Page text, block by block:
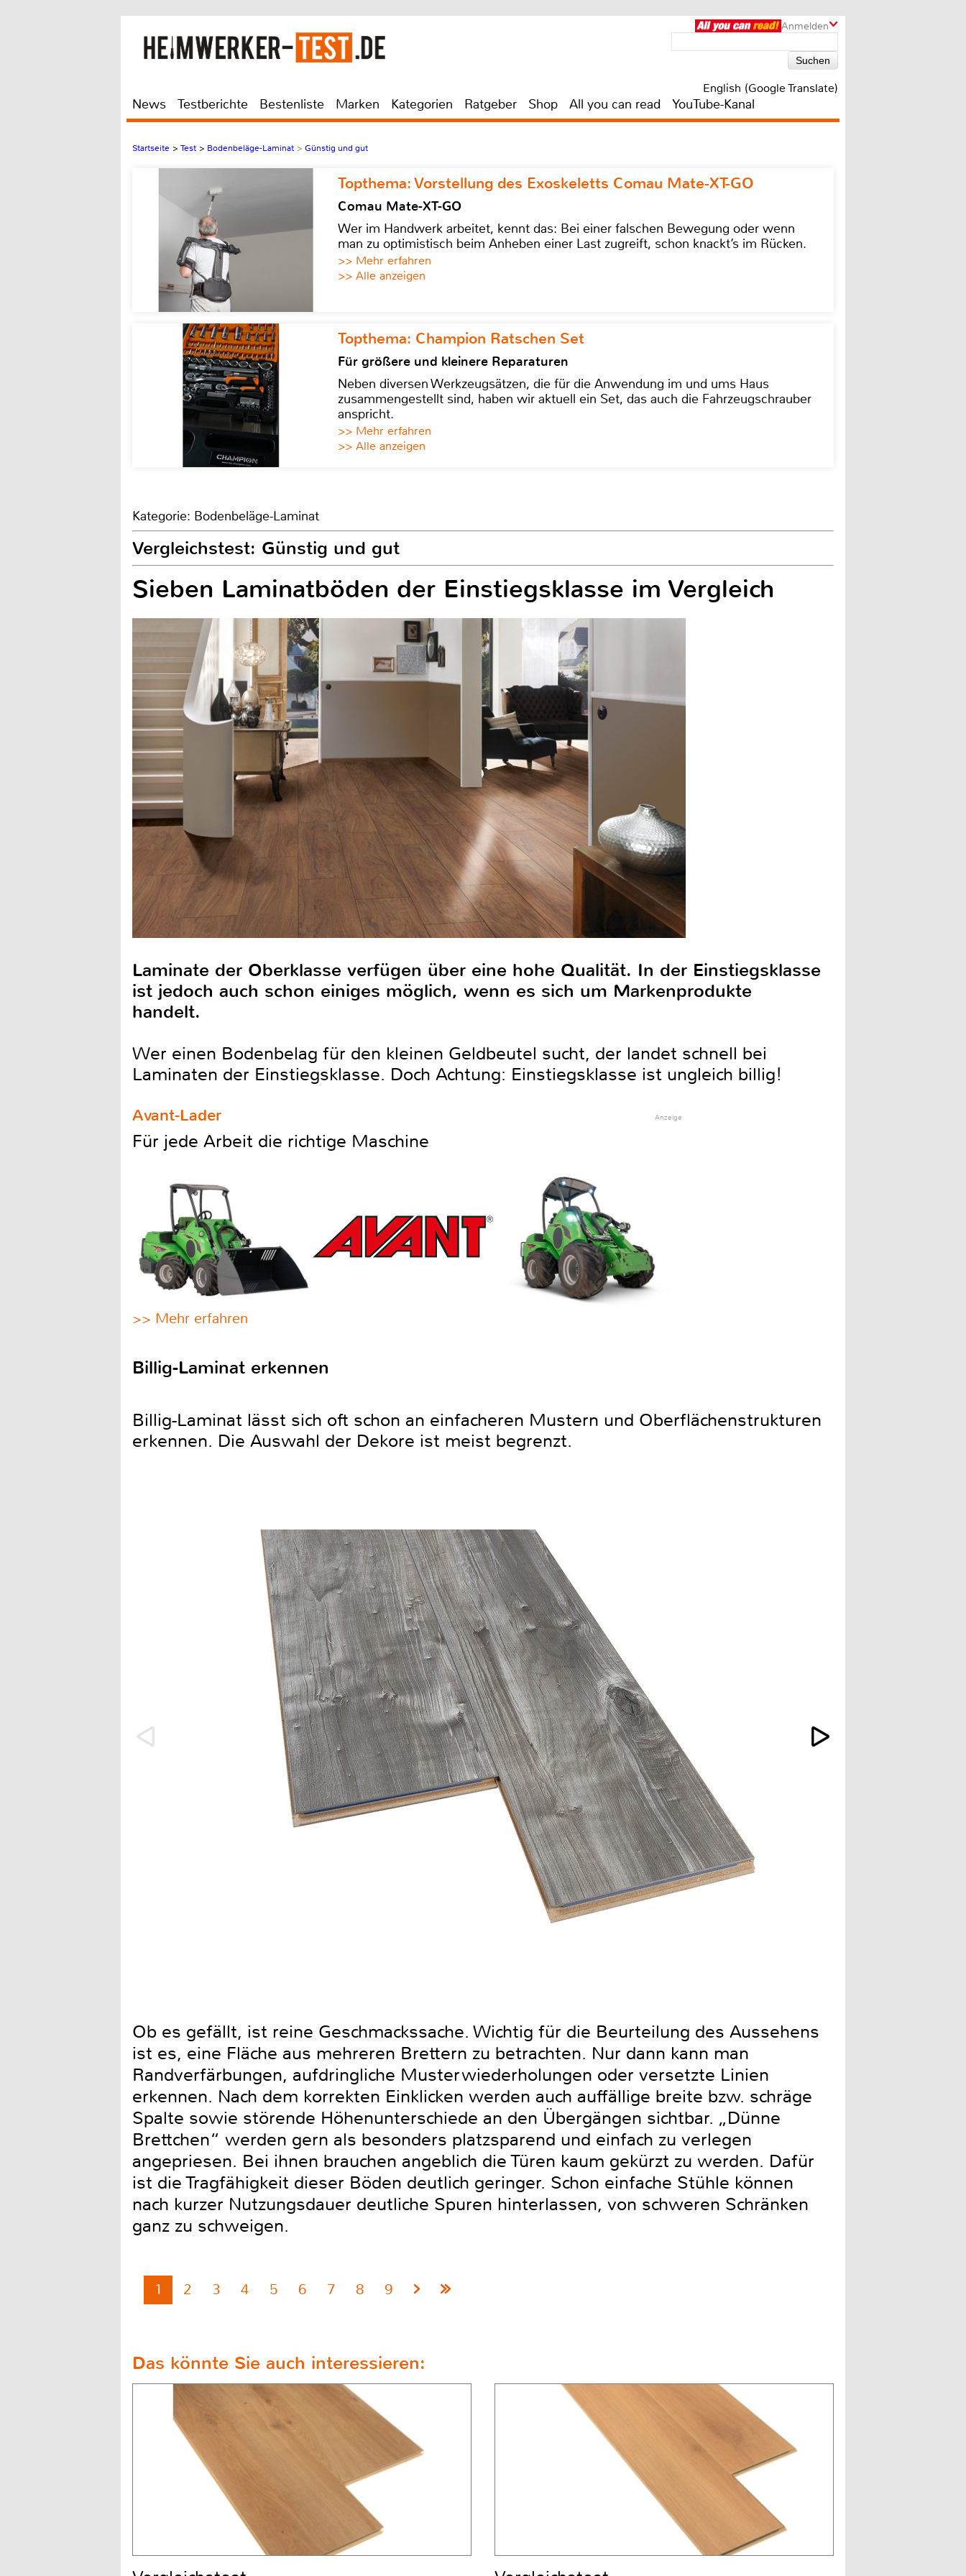
Anmelden
English (Google Translate)
News Testberichte Bestenliste Marken Kategorien Ratgeber Shop All you can read YouTube-Kanal
Startseite > Test > Bodenbeläge-Laminat > Günstig und gut
Topthema: Vorstellung des Exoskeletts Comau Mate-XT-GO
Comau Mate-XT-GO
Wer im Handwerk arbeitet, kennt das: Bei einer falschen Bewegung oder wenn
man zu optimistisch beim Anheben einer Last zugreift, schon knackt’s im Rücken.
>> Mehr erfahren
>> Alle anzeigen
Topthema: Champion Ratschen Set
Für größere und kleinere Reparaturen
Neben diversen Werkzeugsätzen, die für die Anwendung im und ums Haus
zusammengestellt sind, haben wir aktuell ein Set, das auch die Fahrzeugschrauber
anspricht.
>> Mehr erfahren
>> Alle anzeigen
Kategorie: Bodenbeläge-Laminat
Vergleichstest: Günstig und gut
Sieben Laminatböden der Einstiegsklasse im Vergleich
Laminate der Oberklasse verfügen über eine hohe Qualität. In der Einstiegsklasse
ist jedoch auch schon einiges möglich, wenn es sich um Markenprodukte
handelt.
Wer einen Bodenbelag für den kleinen Geldbeutel sucht, der landet schnell bei
Laminaten der Einstiegsklasse. Doch Achtung: Einstiegsklasse ist ungleich billig!
Anzeige
Avant-Lader
Für jede Arbeit die richtige Maschine
>> Mehr erfahren
Billig-Laminat erkennen
Billig-Laminat lässt sich oft schon an einfacheren Mustern und Oberflächenstrukturen
erkennen. Die Auswahl der Dekore ist meist begrenzt.
Ob es gefällt, ist reine Geschmackssache. Wichtig für die Beurteilung des Aussehens
ist es, eine Fläche aus mehreren Brettern zu betrachten. Nur dann kann man
Randverfärbungen, aufdringliche Musterwiederholungen oder versetzte Linien
erkennen. Nach dem korrekten Einklicken werden auch auffällige breite bzw. schräge
Spalte sowie störende Höhenunterschiede an den Übergängen sichtbar. „Dünne
Brettchen“ werden gern als besonders platzsparend und einfach zu verlegen
angepriesen. Bei ihnen brauchen angeblich die Türen kaum gekürzt zu werden. Dafür
ist die Tragfähigkeit dieser Böden deutlich geringer. Schon einfache Stühle können
nach kurzer Nutzungsdauer deutliche Spuren hinterlassen, von schweren Schränken
ganz zu schweigen.
1 2 3 4 5 6 7 8 9
Das könnte Sie auch interessieren: